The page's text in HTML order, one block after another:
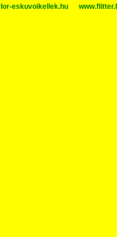
eskuvoikellek.hu